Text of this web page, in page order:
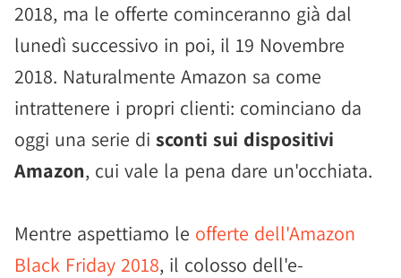
2018, ma le offerte cominceranno già dal
lunedì successivo in poi, il 19 Novembre
2018. Naturalmente Amazon sa come
intrattenere i propri clienti: cominciano da
oggi una serie di sconti sui dispositivi
Amazon, cui vale la pena dare un'occhiata.
Mentre aspettiamo le offerte dell'Amazon
Black Friday 2018, il colosso dell'e-